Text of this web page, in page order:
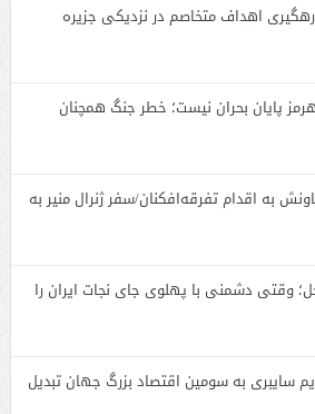
رهگیری اهداف متخاصم در نزدیکی جزیره
پایان بحران نیست؛ خطر جنگ همچنان
به اقدام تفرقه‌افکنان/سفر ژنرال منیر به
وقتی دشمنی با پهلوی جای نجات ایران را
سایبری به سومین اقتصاد بزرگ جهان تبدیل